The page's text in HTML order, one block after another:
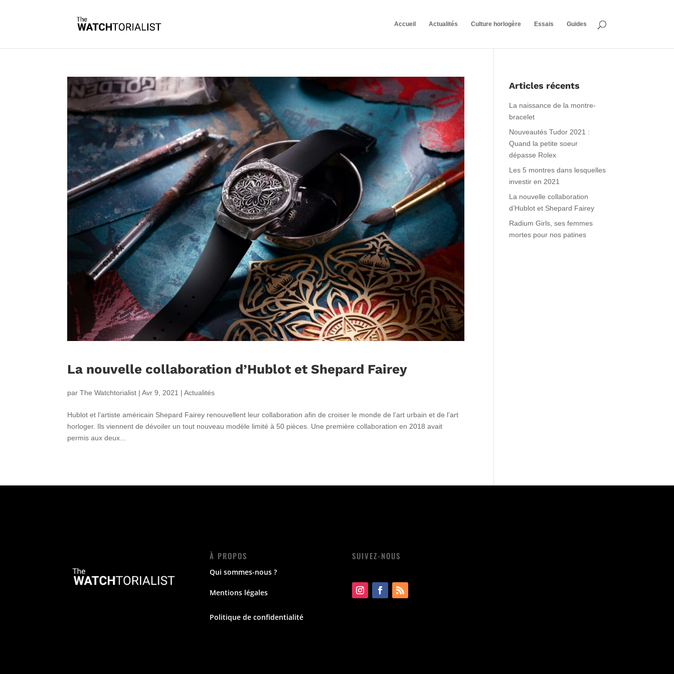
Accueil Actualités Culture horlogère Essais Guides
La nouvelle collaboration d’Hublot et Shepard Fairey
parThe Watchtorialist |Avr 9, 2021 |Actualités
Hublot et l’artiste américain Shepard Fairey renouvellent leur collaboration afin de croiser le monde de l’art urbain et de l’art
horloger. Ils viennent de dévoiler un tout nouveau modèle limité à 50 pièces. Une première collaboration en 2018 avait
permis aux deux...
Articles récents
La naissance de la montre-
bracelet
Nouveautés Tudor 2021 :
Quand la petite soeur
dépasse Rolex
Les 5 montres dans lesquelles
investir en 2021
La nouvelle collaboration
d’Hublot et Shepard Fairey
Radium Girls, ses femmes
mortes pour nos patines
À PROPOS
Qui sommes-nous ?
Mentions légales
Politique de confidentialité
SUIVEZ-NOUS